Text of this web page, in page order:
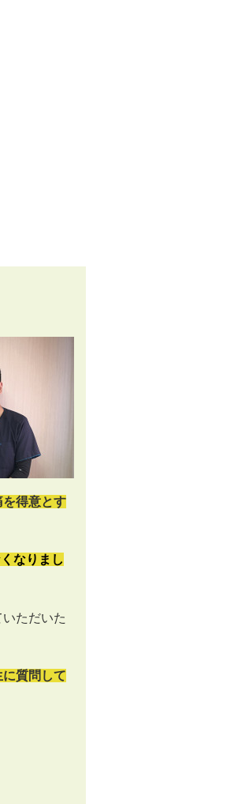
得意とす
なりまし
ただいた
質問して